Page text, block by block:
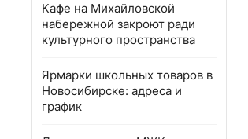
Кафе на Михайловской
набережной закроют ради
культурного пространства
Ярмарки школьных товаров в
Новосибирске: адреса и
график